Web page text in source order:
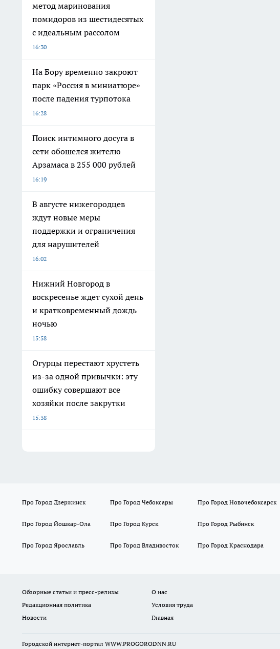
метод маринования
помидоров из шестидесятых
с идеальным рассолом
16:30
На Бору временно закроют
парк «Россия в миниатюре»
после падения турпотока
16:28
Поиск интимного досуга в
сети обошелся жителю
Арзамаса в 255 000 рублей
16:19
В августе нижегородцев
ждут новые меры
поддержки и ограничения
для нарушителей
16:02
Нижний Новгород в
воскресенье ждет сухой день
и кратковременный дождь
ночью
15:58
Огурцы перестают хрустеть
из-за одной привычки: эту
ошибку совершают все
хозяйки после закрутки
15:38
Про Город Дзержинск Про Город Чебоксары Про Город Новочебоксарск
Про Город Йошкар-Ола Про Город Курск Про Город Рыбинск
Про Город Ярославль Про Город Владивосток Про Город Краснодара
Обзорные статьи и пресс-релизы О нас
Редакционная политика
Условия труда
Новости
Главная
Городской интернет-портал WWW.PROGORODNN.RU